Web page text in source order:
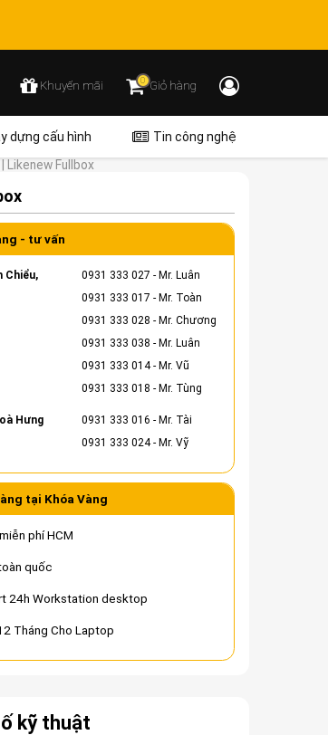
Khuyến mãi 0Giỏ hàng
dựng cấu hình
Tin công nghệ
Likenew Fullbox
- tư vấn
Chiểu,
0931 333 027 - Mr. Luân
0931 333 017 - Mr. Toàn
0931 333 028 - Mr. Chương
0931 333 038 - Mr. Luân
0931 333 014- Mr. Vũ
0931 333 018 - Mr. Tùng
Hưng 0931 333 016 - Mr. Tài
0931 333 024- Mr. Vỹ
tại Khóa Vàng
phí HCM
quốc
24h Workstation desktop
Tháng Cho Laptop
kỹ thuật